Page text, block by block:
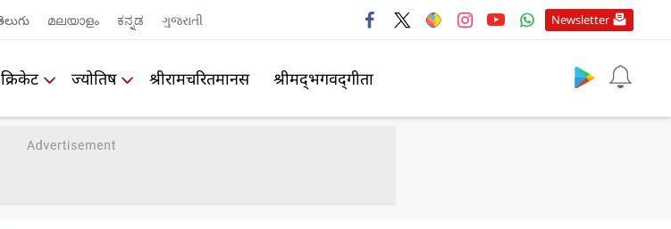
മലയാളം ಕನ್ನಡ ગુજરાતી Newsletter
क्रिकेट ज्योतिष श्रीरामचरितमानस श्रीमद्‍भगवद्‍गीता